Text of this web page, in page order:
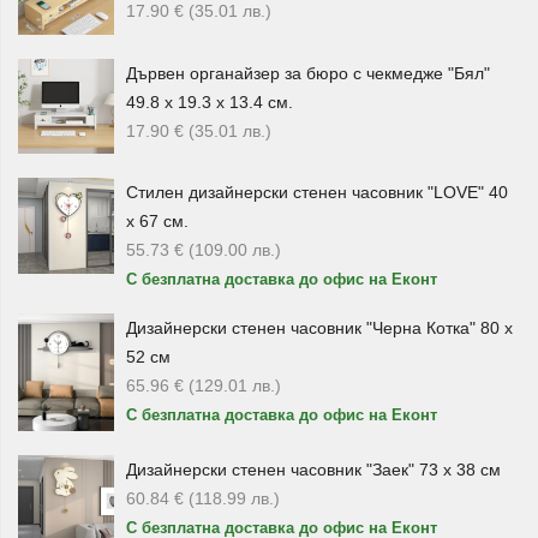
красиво и подредено.
В категорията ще намерите икупички с капак, съдове
за съхранение и поднасяне, както и комплекти, които
улесняват организацията в кухнята и сервирането на
готови ястия.
Практични съдове за дома и подарък
Домакинските съдове
са чудесен избор и когато
търсите полезен подарък. Комплект чинии, красива купа,
салатиера, сервиз за торта или елегантна керамична
посуда са подходящи за нов дом, домакинство, рожден
ден, имен ден, празник или практичен жест към близък
човек.
Чинии за хранене– основни, десертни и супени
модели за всекидневна употреба;
17.90 € (35.01 лв. )
Дървен органайзер за бюро с чекмедже "Бял"
49.8 х 19.3 х 13.4 см.
17.90 € (35.01 лв. )
Стилен дизайнерски стенен часовник "LOVE" 40
х 67 см.
55.73 € (109.00 лв.)
С безплатна доставка до офис на Еконт
Дизайнерски стенен часовник "Черна Котка" 80 х
52 см
65.96 € (129.01 лв.)
С безплатна доставка до офис на Еконт
Дизайнерски стенен часовник "Заек" 73 х 38 см
60.84 € (118.99 лв. )
С безплатна доставка до офис на Еконт